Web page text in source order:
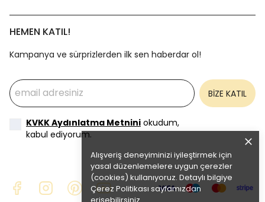
Alışveriş deneyiminizi iyileştirmek için
yasal düzenlemelere uygun çerezler
(cookies) kullanıyoruz. Detaylı bilgiye
Çerez Politikası sayfamızdan
HEMEN KATIL!
Kampanya ve sürprizlerden ilk sen haberdar ol!
BİZE KATIL
KVKK Aydınlatma Metnini okudum,
kabul ediyorum.